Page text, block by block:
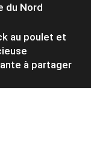
du Nord
au poulet et
à partager